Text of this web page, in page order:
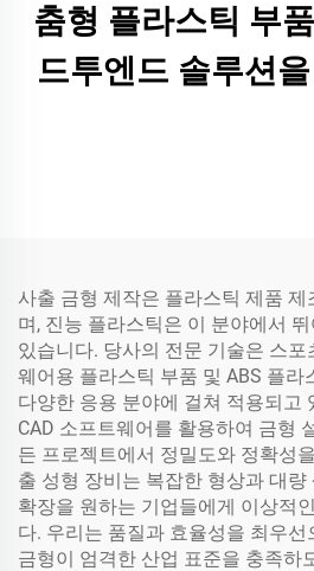
춤형 플라스틱 부
드투엔드 솔루션
사출 금형 제작은 플라스틱 제품
며, 진능 플라스틱은 이 분야에서
있습니다. 당사의 전문 기술은 스포
웨어용 플라스틱 부품 및 ABS 플라
다양한 응용 분야에 걸쳐 적용되고
CAD 소프트웨어를 활용하여 금형
든 프로젝트에서 정밀도와 정확성
출 성형 장비는 복잡한 형상과 대
확장을 원하는 기업들에게 이상적
다. 우리는 품질과 효율성을 최우
금형이 엄격한 산업 표준을 충족하